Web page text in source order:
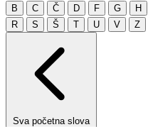
B C Č D F G H
R
S Š T U V Z
Sva početna slova